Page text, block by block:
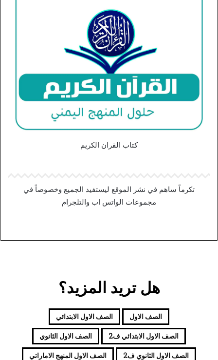
كتاب القران الكريم
تكرماً ساهم في نشر الموقع ليستفيد الجميع وخصوصاً في
مجموعات الواتس اب والتلجرام
هل تريد المزيد؟
الصف الاول الصف الاول الابتدائي
الصف الاول الابتدائي ف2 الصف الاول الثانوي
الصف الاول الثانوي ف2 الصف الاول المنهج الاماراتي